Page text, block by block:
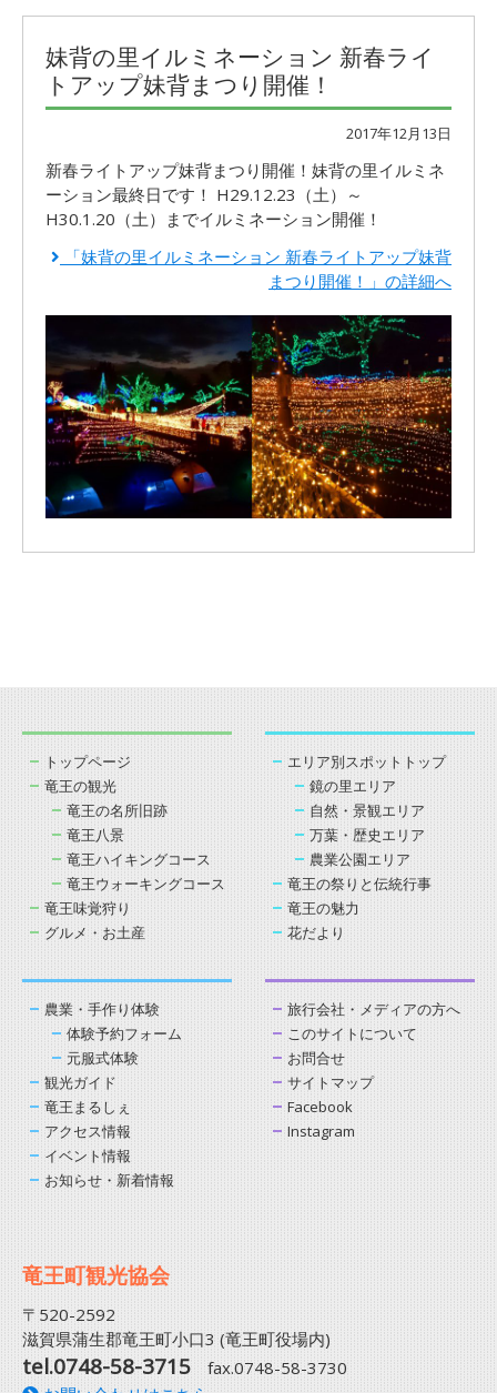
妹背の里イルミネーション 新春ライ
トアップ妹背まつり開催！
2017年12月13日
新春ライトアップ妹背まつり開催！妹背の里イルミネ
ーション最終日です！ H29.12.23（土）～
H30.1.20（土）までイルミネーション開催！
「妹背の里イルミネーション 新春ライトアップ妹背
まつり開催！」の詳細へ
トップページ
竜王の観光
竜王の名所旧跡
竜王八景
竜王ハイキングコース
竜王ウォーキングコース
竜王味覚狩り
グルメ・お土産
エリア別スポットトップ
鏡の里エリア
自然・景観エリア
万葉・歴史エリア
農業公園エリア
竜王の祭りと伝統行事
竜王の魅力
花だより
農業・手作り体験
体験予約フォーム
元服式体験
観光ガイド
竜王まるしぇ
アクセス情報
イベント情報
お知らせ・新着情報
旅行会社・メディアの方へ
このサイトについて
お問合せ
サイトマップ
Facebook
Instagram
竜王町観光協会
〒520-2592
滋賀県蒲生郡竜王町小口3 (竜王町役場内)
tel.0748-58-3715 fax.0748-58-3730